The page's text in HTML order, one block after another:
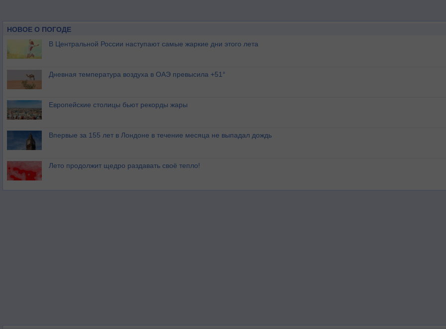
НОВОЕ О ПОГОДЕ
В Центральной России наступают самые жаркие дни этого лета
Дневная температура воздуха в ОАЭ превысила +51°
Европейские столицы бьют рекорды жары
Впервые за 155 лет в Лондоне в течение месяца не выпадал дождь
Лето продолжит щедро раздавать своё тепло!